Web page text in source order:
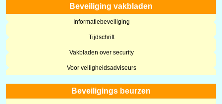
Beveiliging vakbladen
Informatiebeveiliging
Tijdschrift
Vakbladen over security
Voor veiligheidsadviseurs
Beveiligings beurzen